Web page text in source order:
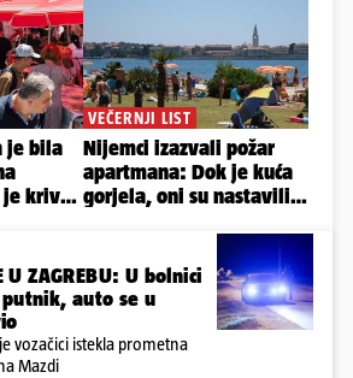
U ZAGREBU: U bolnici
auto se u
vozačici istekla prometna
Mazdi